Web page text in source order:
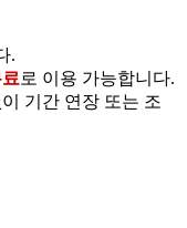
.
로 이용 가능합니다.
기간 연장 또는 조